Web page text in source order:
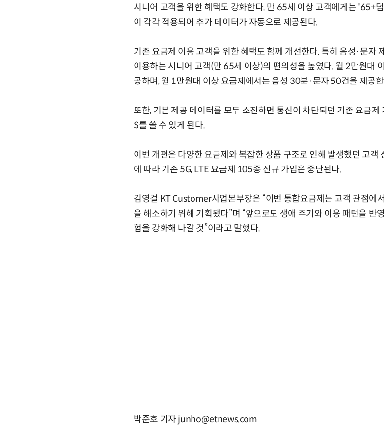
시니어 고객을 위한 혜택도 강화한다. 만 65세 이상 고객에게는 '65+
이 각각 적용되어 추가 데이터가 자동으로 제공된다.
기존 요금제 이용 고객을 위한 혜택도 함께 개선한다. 특히 음성·문자
이용하는 시니어 고객(만 65세 이상)의 편의성을 높였다. 월 2만원대
공하며, 월 1만원대 이상 요금제에서는 음성 30분·문자 50건을 제공
또한, 기본 제공 데이터를 모두 소진하면 통신이 차단되던 기존 요금
S를 쓸 수 있게 된다.
이번 개편은 다양한 요금제와 복잡한 상품 구조로 인해 발생했던 고객
에 따라 기존 5G, LTE 요금제 105종 신규 가입은 중단된다.
김영걸 KT Customer사업본부장은 “이번 통합요금제는 고객 관점에
을 해소하기 위해 기획됐다”며 “앞으로도 생애 주기와 이용 패턴을 반
험을 강화해 나갈 것”이라고 말했다.
박준호 기자 junho@etnews.com